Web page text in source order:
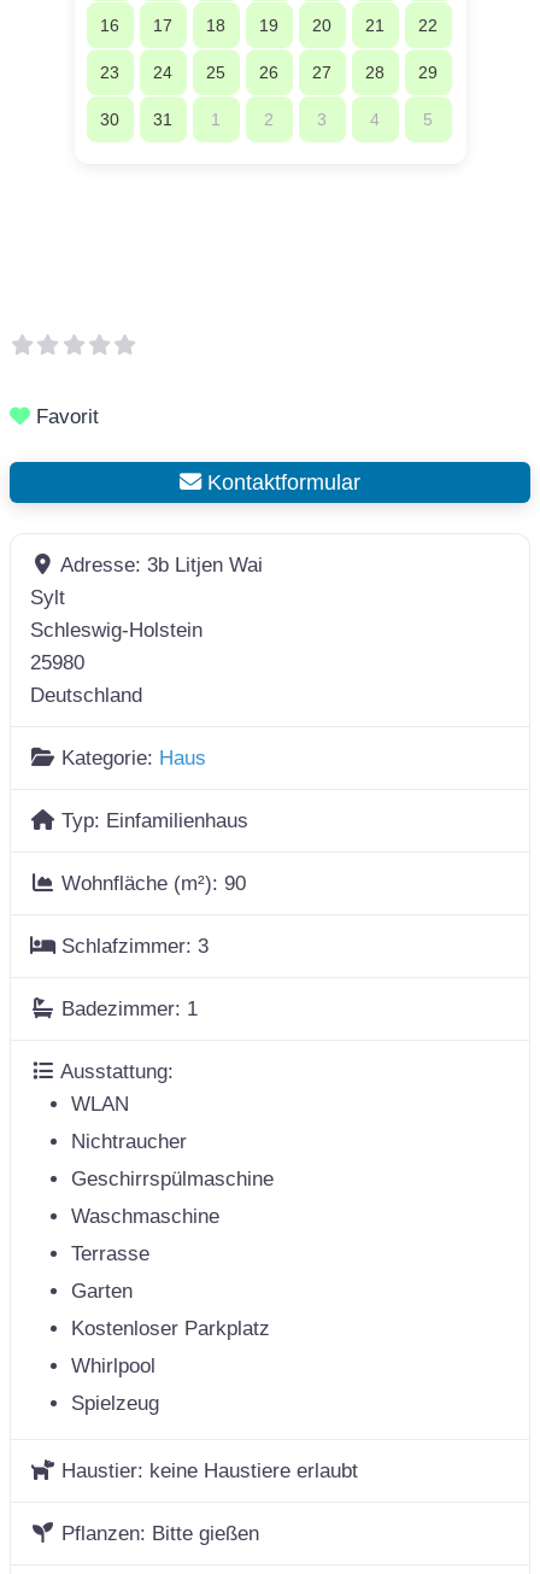
16 17 18 19 20 21 22
23 24 25 26 27 28 29
30 31 1 2 3 4 5
Favorit
Kontaktformular
Adresse:3b Litjen Wai
Sylt
Schleswig-Holstein
25980
Deutschland
Kategorie: Haus
Typ: Einfamilienhaus
Wohnfläche (m²):90
Schlafzimmer:3
Badezimmer: 1
Ausstattung:
WLAN
Nichtraucher
Geschirrspülmaschine
Waschmaschine
Terrasse
Garten
Kostenloser Parkplatz
Whirlpool
Spielzeug
Haustier: keine Haustiere erlaubt
Pflanzen: Bitte gießen